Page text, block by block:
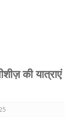
की यात्राएं